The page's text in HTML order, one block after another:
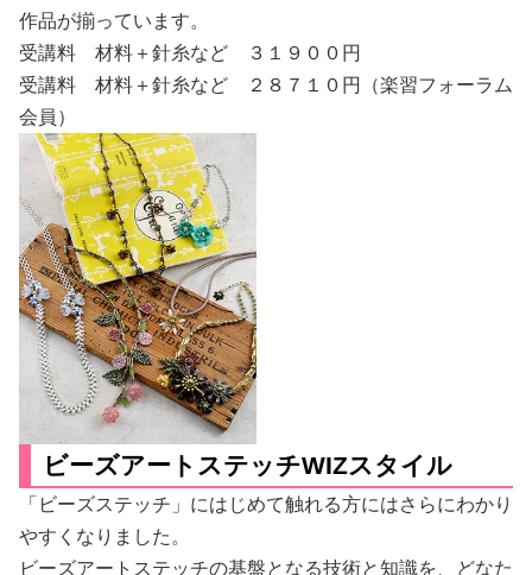
作品が揃っています。
受講料 材料＋針糸など ３１９００円
受講料 材料＋針糸など ２８７１０円（楽習フォーラム
会員）
ビーズアートステッチWIZスタイル
「ビーズステッチ」にはじめて触れる方にはさらにわかり
やすくなりました。
ビーズアートステッチの基盤となる技術と知識を、どなた